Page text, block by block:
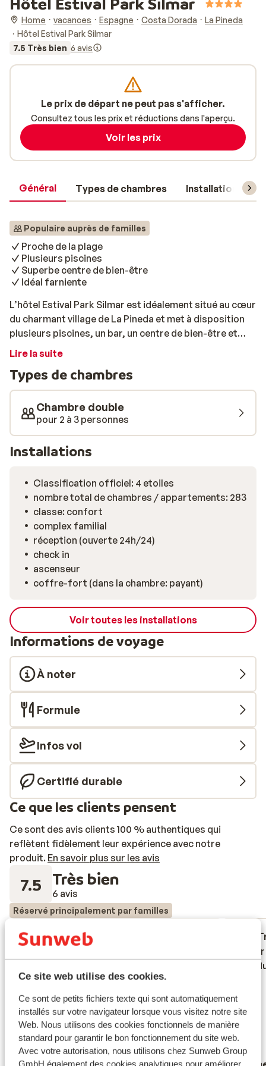
Ce site web utilise des cookies.
Ce sont de petits fichiers texte qui sont automatiquement
installés sur votre navigateur lorsque vous visitez notre site
Web. Nous utilisons des cookies fonctionnels de manière
standard pour garantir le bon fonctionnement du site web.
Avec votre autorisation, nous utilisons chez Sunweb Group
GmbH également des cookies analytiques pour améliorer
Home vacances Espagne Costa Dorada
La Pineda
Hôtel Estival Park Silmar
7.5 Très bien 6 avis
Général Types de chambres Installations
Populaire auprès de familles
Proche de la plage
Plusieurs piscines
Superbe centre de bien-être
Idéal farniente
L’hôtel Estival Park Silmar est idéalement situé au cœur
du charmant village de La Pineda et met à disposition
plusieurs piscines, un bar, un centre de bien-être et
propose diverses activités sportives. Envie de passer
quelques minutes à pied. Le restaurant propose un
large choix de plats présentés sous forme de buffets,
et pour une une collation ou une boisson à tout moment
de la journée, rendez-vous au snack bar. De mai à
octobre, vous pourrez profiter d’un programme
d’animations en journée ainsi que de spectacles en
de bien-être se compose de trois espaces: spa, club et
wellness. L'espace spa comprend pas moins de 100
hydromassages, des cascades, des jets d’eau, ainsi
qu’un sauna, un hammam et une piscine dédiée aux
enfants. Dans l’espace club, vous pourrez vous relaxer
pleinement dans la salle infrarouge, le sauna, le
hammam, la salle de repos ou encore dans la piscine
chauffée équipée d’hydromassages. Quant à l’espace
wellness, il propose un large éventail de soins et de
massages.
Lire la suite
Types de chambres
Chambre double
pour 2 à 3 personnes
Installations
Classification officiel: 4 etoiles
nombre total de chambres / appartements: 283
classe: confort
complex familial
réception (ouverte 24h/24)
check in
ascenseur
coffre-fort (dans la chambre: payant)
Voir toutes les installations
Informations de voyage
À noter
Formule
Infos vol
Certifié durable
Ce que les clients pensent
Ce sont des avis clients 100 % authentiques qui
reflètent fidèlement leur expérience avec notre
produit. En savoir plus sur les avis
7.5 Très bien
6 avis
Réservé principalement par familles
5.0 Passable
receptionen som sendte rengøring op og
gøre toilet rent. Da jeg påpeger det er
Aircondition som lugter sprøjter hun
"parfumevand" rundt på sengetøj og
gardiner og så er det problem "løst". Der
lugtede som om der lå mugne håndklæder i
receptionen som sendte rengøring op og
gøre toilet rent. Da jeg påpeger det er
Aircondition som lugter sprøjter hun
"parfumevand" rundt på sengetøj og
gardiner og så er det prob...plus
Traduire en français (FR)
Det
Det
Le prix de départ ne peut pas s'afficher.
Consultez tous les prix et réductions dans l'aperçu.
Voir les prix